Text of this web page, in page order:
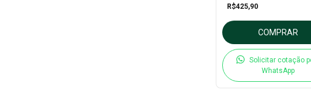
R$425,90
COMPRAR
Solicitar cotação
WhatsApp